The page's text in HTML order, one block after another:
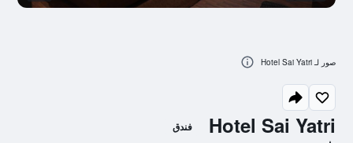
Hotel Sai Yatri فندق
صور لـ Hotel Sai Yatri